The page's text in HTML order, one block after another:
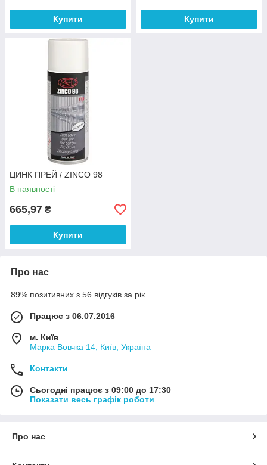
Купити Купити
ЦИНК ПРЕЙ / ZINCO 98
В наявності
665,97 ₴
Купити
Про нас
89% позитивних з 56 відгуків за рік
Працює з 06.07.2016
м. Київ
Марка Вовчка 14, Київ, Україна
Контакти
Сьогодні працює з 09:00 до 17:30
Показати весь графік роботи
Про нас